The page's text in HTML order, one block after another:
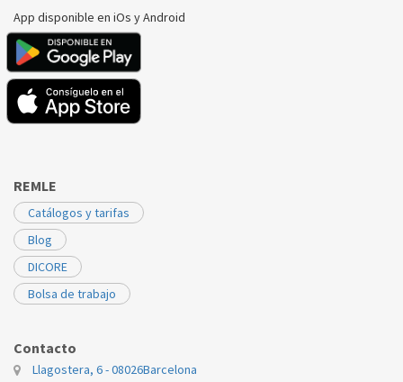
App disponible en iOs y Android
REMLE
Catálogos y tarifas
Blog
DICORE
Bolsa de trabajo
Contacto
Llagostera, 6 - 08026Barcelona